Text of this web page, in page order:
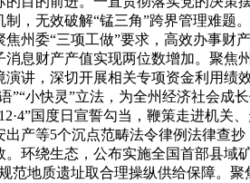
，无效破解“锰三角”跨界管理难
州委“三项工做”要求，高效办事
息财产产值实现两位数增加。聚焦
讲，深切开展相关专项资金利用
”“小快灵”立法，为全州经济社会
国度日宣誓勾当，鞭策走进机
产等5个沉点范畴法令律例法律查
环绕生态，公布实施全国首部县域
范地质遗址取合理操纵供给保障。